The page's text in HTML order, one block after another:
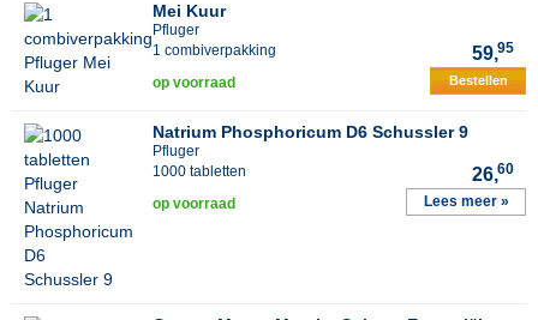
Mei Kuur
Pfluger
1 combiverpakking
59,95
op voorraad Bestellen
Natrium Phosphoricum D6 Schussler 9
Pfluger
1000 tabletten
26,60
op voorraad Lees meer »